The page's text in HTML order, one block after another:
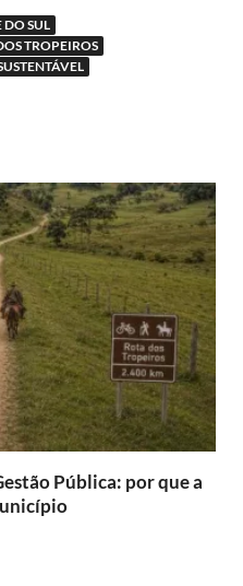
DO SUL
TROPEIROS
Pública: por que a